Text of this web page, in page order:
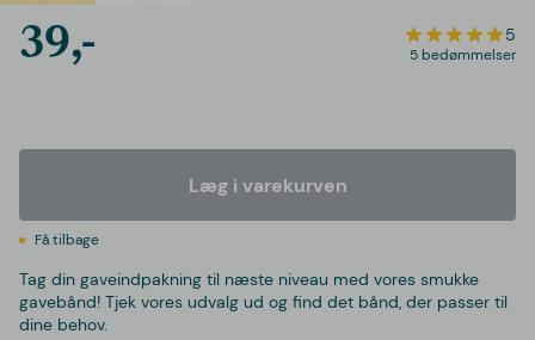
39,- 5
5 bedømmelser
Læg i varekurven
Få tilbage
Tag din gaveindpakning til næste niveau med vores smukke
gavebånd! Tjek vores udvalg ud og find det bånd, der passer til
dine behov.